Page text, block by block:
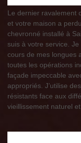
Le dernier ravalement
et votre maison a
chevronné installé à
suis à votre service. Je
cours de mes longues
toutes les opérations
façade impeccable
appropriés. J’utilise
résistants face aux
vieillissement naturel